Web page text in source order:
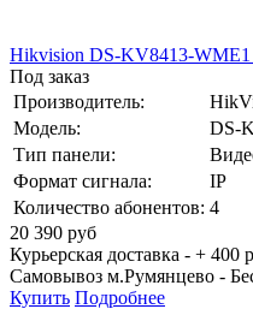
Hikvision DS-KV8413-WME1
Под заказ
Производитель:
Модель:
DS-
Тип панели:
Формат сигнала:
IP
Количество абонентов: 4
20 390 руб
Курьерская доставка - + 400
Самовывоз м.Румянцево -
Купить Подробнее